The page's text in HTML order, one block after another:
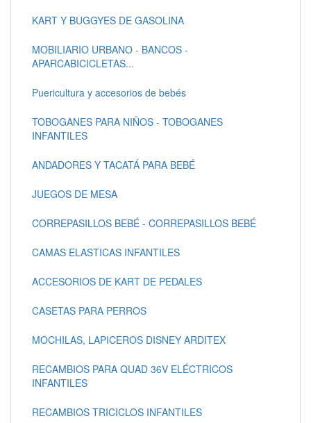
KART Y BUGGYES DE GASOLINA
MOBILIARIO URBANO - BANCOS -
APARCABICICLETAS...
Puericultura y accesorios de bebés
TOBOGANES PARA NIÑOS - TOBOGANES
INFANTILES
ANDADORES Y TACATÁ PARA BEBÉ
JUEGOS DE MESA
CORREPASILLOS BEBÉ - CORREPASILLOS BEBÉ
CAMAS ELASTICAS INFANTILES
ACCESORIOS DE KART DE PEDALES
CASETAS PARA PERROS
MOCHILAS, LAPICEROS DISNEY ARDITEX
RECAMBIOS PARA QUAD 36V ELÉCTRICOS
INFANTILES
RECAMBIOS TRICICLOS INFANTILES